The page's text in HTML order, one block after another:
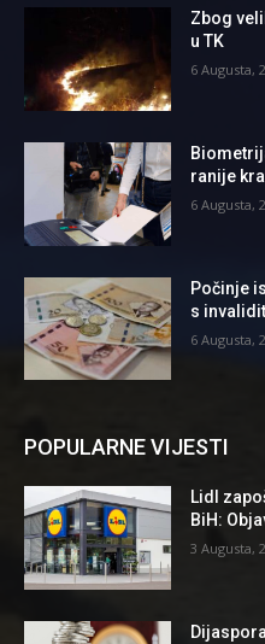
Zbog
u TK
6 Augusta,
ranije
6 Augusta,
Počinje
s
6 Augusta,
POPULARNE VIJESTI
Lidl
BiH:
3 Augusta,